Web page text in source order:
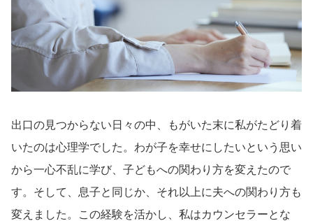
出口の見つからない日々の中、もがいた末に私がたどり着
いたのは心理学でした。わが子を幸せにしたいという思い
から一心不乱に学び、子どもへの関わり方を変えたので
す。そして、息子と同じか、それ以上に夫への関わり方も
変えました。この経験を活かし、私はカウンセラーとな